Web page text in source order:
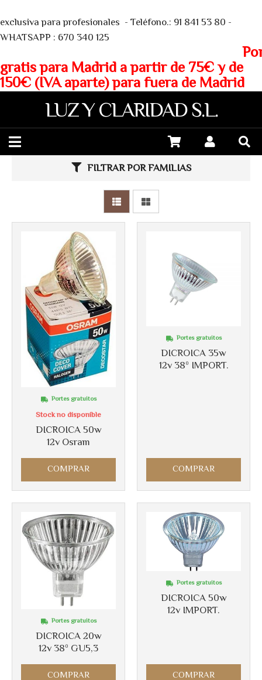
exclusiva para profesionales - Teléfono.: 91 841 53 80 -
WHATSAPP : 670 340 125
gratis para Madrid a partir de 75€ y de
150€ (IVA aparte) para fuera de Madrid
LUZ Y CLARIDAD S.L.
FILTRAR POR FAMILIAS
DICROICA 50w
12v Osram
Portes gratuitos
Stock no disponible
COMPRAR
DICROICA 35w
12v 38º IMPORT.
Portes gratuitos
COMPRAR
DICROICA 20w
12v 38º GU5,3
Portes gratuitos
COMPRAR
DICROICA 50w
12v IMPORT.
Portes gratuitos
COMPRAR
Más info
Más info